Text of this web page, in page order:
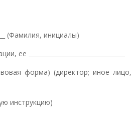
(Фамилия, инициалы)
________________________________
форма) (директор; иное лицо,
инструкцию)